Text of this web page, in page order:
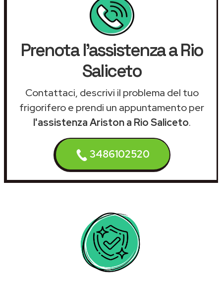
Prenota l'assistenza a Rio
Saliceto
Contattaci, descrivi il problema del tuo
frigorifero e prendi un appuntamento per
l'assistenza Ariston a Rio Saliceto.
3486102520